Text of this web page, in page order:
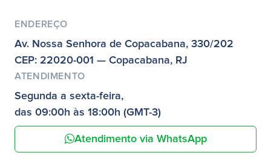
ENDEREÇO
Av. Nossa Senhora de Copacabana, 330/202
CEP: 22020-001 — Copacabana, RJ
ATENDIMENTO
Segunda a sexta-feira,
das 09:00h às 18:00h (GMT-3)
Atendimento via WhatsApp